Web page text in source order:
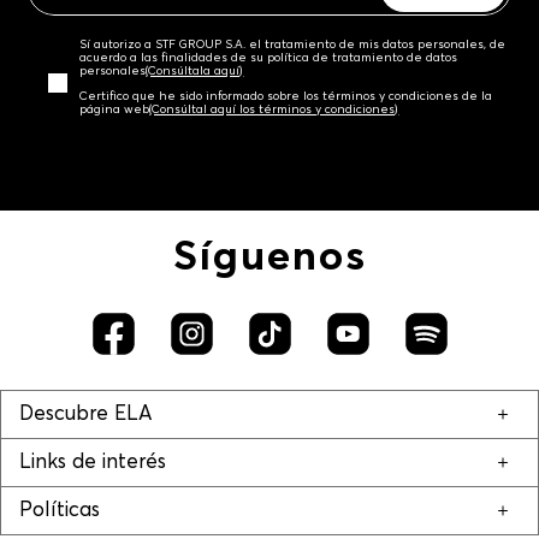
Sí autorizo a STF GROUP S.A. el tratamiento de mis datos personales, de
acuerdo a las finalidades de su política de tratamiento de datos
personales‎(Consúltala aquí)
Certifico que he sido informado sobre los términos y condiciones de la
página web‎(Consúltal aquí los términos y condiciones)
Síguenos
Descubre ELA
Links de interés
Políticas